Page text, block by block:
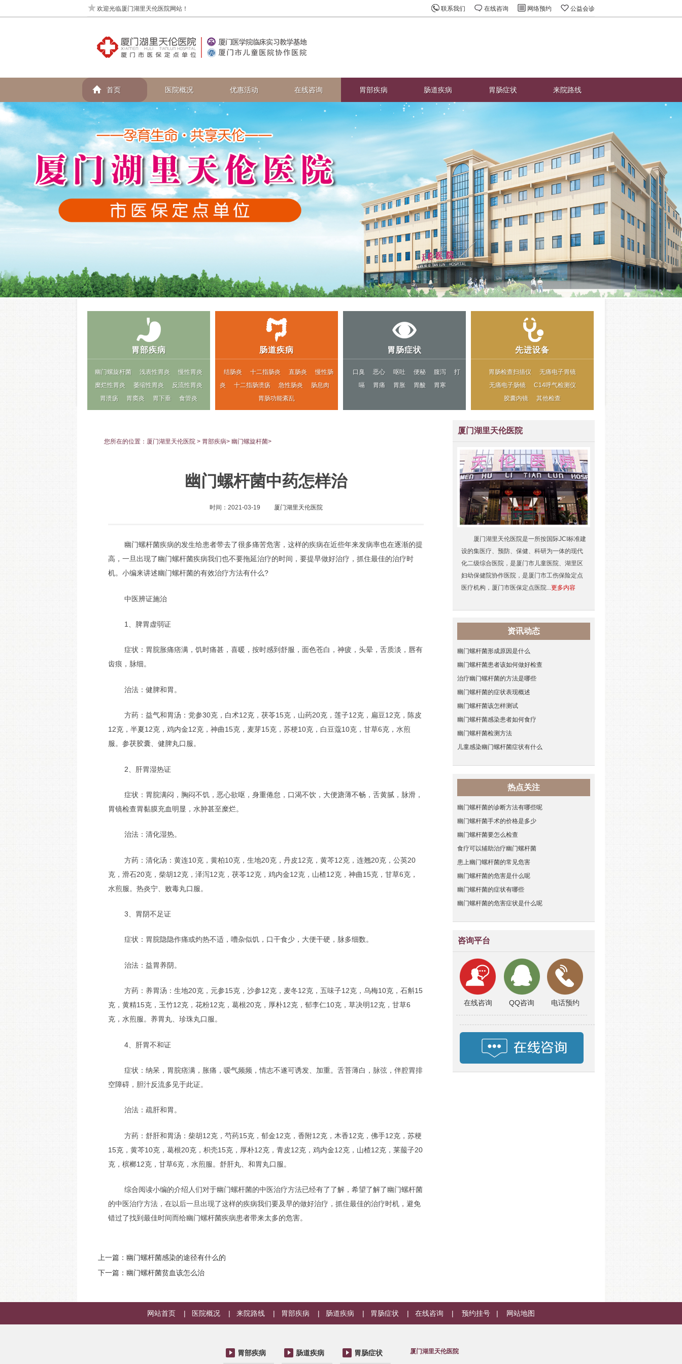
欢迎光临厦门湖里天伦医院网站！ 联系我们 在线咨询 网络预约 公益会诊
首页 医院概况 优惠活动 在线咨询 胃部疾病 肠道疾病 胃肠症状 来院路线
胃部疾病
幽门螺旋杆菌 浅表性胃炎
慢性胃炎
糜烂性胃炎
萎缩性胃炎
反流性胃炎
胃溃疡
胃窦炎 胃下垂 食管炎
肠道疾病
结肠炎 十二指肠炎 直肠炎
慢性肠
炎
十二指肠溃疡 急性肠炎
肠息肉
胃肠功能紊乱
胃肠症状
口臭 恶心 呕吐 便秘 腹泻
打
嗝
胃痛 胃胀 胃酸 胃寒
先进设备
胃肠检查扫描仪
无痛电子胃镜
无痛电子肠镜
C14呼气检测仪
胶囊内镜
其他检查
您所在的位置： 厦门湖里天伦医院 > 胃部疾病>幽门螺旋杆菌>
幽门螺杆菌中药怎样治
时间：2021-03-19 厦门湖里天伦医院
幽门螺杆菌疾病的发生给患者带去了很多痛苦危害，这样的疾病在近些年来发病率也在逐渐的提
高，一旦出现了幽门螺杆菌疾病我们也不要拖延治疗的时间，要提早做好治疗，抓住最佳的治疗时
机。小编来讲述幽门螺杆菌的有效治疗方法有什么?
中医辨证施治
1、脾胃虚弱证
症状：胃脘胀痛痞满，饥时痛甚，喜暖，按时感到舒服，面色苍白，神疲，头晕，舌质淡，唇有
齿痕，脉细。
治法：健脾和胃。
方药：益气和胃汤：党参30克，白术12克，茯苓15克，山药20克，莲子12克，扁豆12克，陈皮
12克，半夏12克，鸡内金12克，神曲15克，麦芽15克，苏梗10克，白豆蔻10克，甘草6克，水煎
服。参茯胶囊、健脾丸口服。
2、肝胃湿热证
症状：胃脘满闷，胸闷不饥，恶心欲呕，身重倦怠，口渴不饮，大便溏薄不畅，舌黄腻，脉滑，
胃镜检查胃黏膜充血明显，水肿甚至糜烂。
治法：清化湿热。
方药：清化汤：黄连10克，黄柏10克，生地20克，丹皮12克，黄芩12克，连翘20克，公英20
克，滑石20克，柴胡12克，泽泻12克，茯苓12克，鸡内金12克，山楂12克，神曲15克，甘草6克，
水煎服。热炎宁、败毒丸口服。
3、胃阴不足证
症状：胃脘隐隐作痛或灼热不适，嘈杂似饥，口干食少，大便干硬，脉多细数。
治法：益胃养阴。
方药：养胃汤：生地20克，元参15克，沙参12克，麦冬12克，五味子12克，乌梅10克，石斛15
克，黄精15克，玉竹12克，花粉12克，葛根20克，厚朴12克，郁李仁10克，草决明12克，甘草6
克，水煎服。养胃丸、珍珠丸口服。
4、肝胃不和证
症状：纳呆，胃脘痞满，胀痛，嗳气频频，情志不遂可诱发、加重。舌苔薄白，脉弦，伴腔胃排
空障碍，胆汁反流多见于此证。
治法：疏肝和胃。
方药：舒肝和胃汤：柴胡12克，芍药15克，郁金12克，香附12克，木香12克，佛手12克，苏梗
15克，黄芩10克，葛根20克，枳壳15克，厚朴12克，青皮12克，鸡内金12克，山楂12克，莱菔子20
克，槟榔12克，甘草6克，水煎服。舒肝丸、和胃丸口服。
综合阅读小编的介绍人们对于幽门螺杆菌的中医治疗方法已经有了了解，希望了解了幽门螺杆菌
的中医治疗方法，在以后一旦出现了这样的疾病我们要及早的做好治疗，抓住最佳的治疗时机，避免
错过了找到最佳时间而给幽门螺杆菌疾病患者带来太多的危害。
上一篇： 幽门螺杆菌感染的途径有什么的
下一篇： 幽门螺杆菌贫血该怎么治
厦门湖里天伦医院
厦门湖里天伦医院是一所按国际JCI标准建
设的集医疗、预防、保健、科研为一体的现代
化二级综合医院，是厦门市儿童医院、湖里区
妇幼保健院协作医院，是厦门市工伤保险定点
医疗机构，厦门市医保定点医院... 更多内容
资讯动态
幽门螺杆菌形成原因是什么
幽门螺杆菌患者该如何做好检查
治疗幽门螺杆菌的方法是哪些
幽门螺杆菌的症状表现概述
幽门螺杆菌该怎样测试
幽门螺杆菌感染患者如何食疗
幽门螺杆菌检测方法
儿童感染幽门螺杆菌症状有什么
热点关注
幽门螺杆菌的诊断方法有哪些呢
幽门螺杆菌手术的价格是多少
幽门螺杆菌要怎么检查
食疗可以辅助治疗幽门螺杆菌
患上幽门螺杆菌的常见危害
幽门螺杆菌的危害是什么呢
幽门螺杆菌的症状有哪些
幽门螺杆菌的危害症状是什么呢
咨询平台
在线咨询 QQ咨询 电话预约
网站首页 | 医院概况 | 来院路线 | 胃部疾病 | 肠道疾病 | 胃肠症状 | 在线咨询 | 预约挂号 | 网站地图
胃部疾病 肠道疾病 胃肠症状 厦门湖里天伦医院